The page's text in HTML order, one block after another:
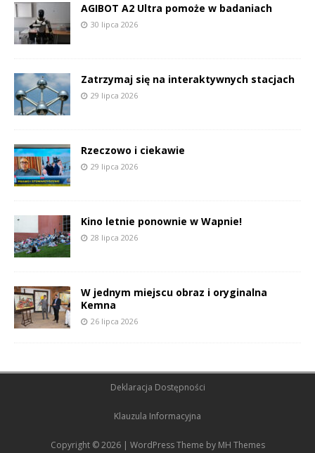
AGIBOT A2 Ultra pomoże w badaniach
30 lipca 2026
Zatrzymaj się na interaktywnych stacjach
29 lipca 2026
Rzeczowo i ciekawie
29 lipca 2026
Kino letnie ponownie w Wapnie!
28 lipca 2026
W jednym miejscu obraz i oryginalna
Kemna
26 lipca 2026
Deklaracja Dostępności
Klauzula Informacyjna
Copyright © 2026 | WordPress Theme by MH Themes